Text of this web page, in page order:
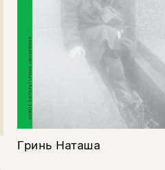
Гринь Наташа